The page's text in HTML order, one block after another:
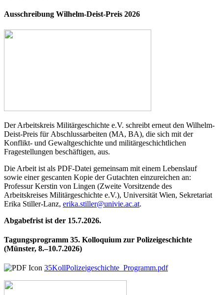
Ausschreibung Wilhelm-Deist-Preis 2026
Der Arbeitskreis Militärgeschichte e.V. schreibt erneut den Wilhelm-
Deist-Preis für Abschlussarbeiten (MA, BA), die sich mit der
Konflikt- und Gewaltgeschichte und militärgeschichtlichen
Fragestellungen beschäftigen, aus.
Die Arbeit ist als PDF-Datei gemeinsam mit einem Lebenslauf
sowie einer gescanten Kopie der Gutachten einzureichen an:
Professur Kerstin von Lingen (Zweite Vorsitzende des
Arbeitskreises Militärgeschichte e.V.), Universität Wien, Sekretariat
Erika Stiller-Lanz, erika.stiller@univie.ac.at.
Abgabefrist ist der 15.7.2026.
Tagungsprogramm 35. Kolloquium zur Polizeigeschichte
(Münster, 8.–10.7.2026)
35KollPolizeigeschichte_Programm.pdf